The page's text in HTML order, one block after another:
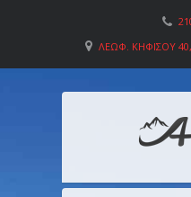
ΛΕΩΦ. ΚΗΦΙΣΟΎ